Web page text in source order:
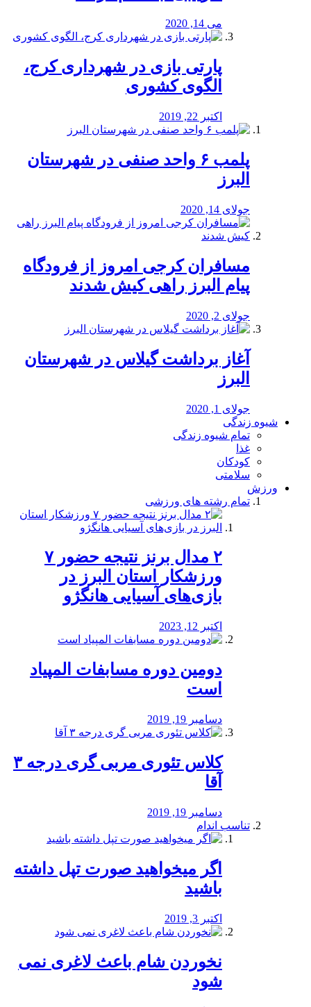
می 14, 2020
پارتی بازی در شهرداری کرج،
الگوی کشوری
اکتبر 22, 2019
پلمب ۶ واحد صنفی در شهرستان
البرز
جولای 14, 2020
مسافران کرجی امروز از فرودگاه
پیام البرز راهی کیش شدند
جولای 2, 2020
آغاز برداشت گیلاس در شهرستان
البرز
جولای 1, 2020
شیوه زندگی
تمام شیوه زندگی
غذا
کودکان
سلامتی
ورزش
تمام رشته های ورزشی
۲ مدال برنز نتیجه حضور ۷
ورزشکار استان البرز در
بازی‌های آسیایی هانگژو
اکتبر 12, 2023
دومین دوره مسابفات المپیاد
است
دسامبر 19, 2019
کلاس تئوری مربی گری درجه ۳
آقا
دسامبر 19, 2019
تناسب اندام
اگر میخواهید صورت تپل داشته
باشید
اکتبر 3, 2019
نخوردن شام باعث لاغری نمی
‌شود